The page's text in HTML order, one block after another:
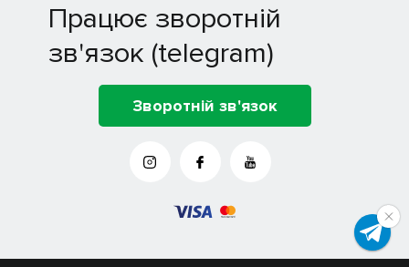
Працює зворотній
зв'язок (telegram)
Зворотній зв'язок